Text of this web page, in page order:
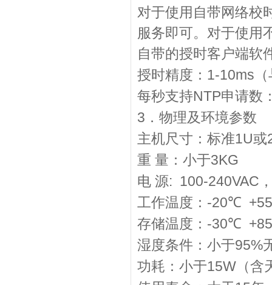
对于使用自带网络校
服务即可。对于使用
自带的授时客户端软
授时精度： 1-10ms
每秒支持NTP申请数
3 ．物理及环境参数
主机尺寸：标准1U或
重 量：小于3KG
电 源: 100-240VAC
工作温度： -20℃ +55
存储温度： -30℃ +85
湿度条件：小于95%
功耗：小于15W （含